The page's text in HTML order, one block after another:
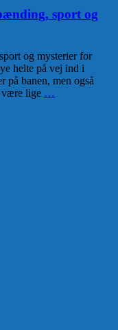
sport og
og mysterier for
helte på vej ind i
på banen, men også
være lige …